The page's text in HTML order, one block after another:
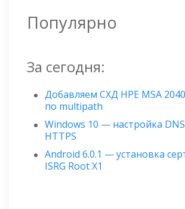
Популярно
За сегодня:
Добавляем СХД HPE MSA
по multipath
Windows 10 — настройка
HTTPS
Android 6.0.1 — установка
ISRG Root X1